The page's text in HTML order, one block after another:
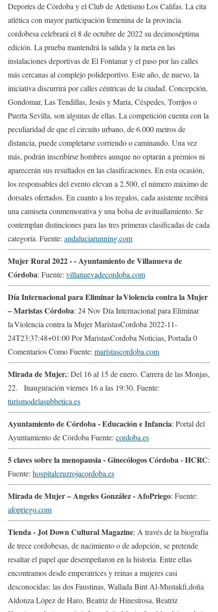
Deportes de Córdoba y el Club de Atletismo Los Califas. La cita
atlética con mayor participación femenina de la provincia
cordobesa celebrará el 8 de octubre de 2022 su decimoséptima
edición. La prueba mantendrá la salida y la meta en las
instalaciones deportivas de El Fontanar y el paso por las calles
más cercanas al complejo polideportivo. Este año, de nuevo, la
iniciativa discurrirá por calles céntricas de la ciudad. Concepción,
Gondomar, Las Tendillas, Jesús y María, Céspedes, Torrijos o
Puerta Sevilla, son algunas de ellas. La competición cuenta con la
peculiaridad de que el circuito urbano, de 6.000 metros de
distancia, puede completarse corriendo o caminando. Una vez
más, podrán inscribirse hombres aunque no optarán a premios ni
aparecerán sus resultados en las clasificaciones. En esta ocasión,
los responsables del evento elevan a 2.500, el número máximo de
dorsales ofertados. En cuanto a los regalos, cada asistente recibirá
una camiseta conmemorativa y una bolsa de avituallamiento. Se
contemplan distinciones para las tres primeras clasificadas de cada
categoría. Fuente: andaluciarunning.com
Mujer Rural 2022 - - Ayuntamiento de Villanueva de
Córdoba: Fuente: villanuevadecordoba.com
Día Internacional para Eliminar la Violencia contra la Mujer
– Maristas Córdoba: 24 Nov Día Internacional para Eliminar
la Violencia contra la Mujer MaristasCordoba 2022-11-
24T23:37:48+01:00 Por MaristasCordoba Noticias, Portada 0
Comentarios Como Fuente: maristascordoba.com
Mirada de Mujer.: Del 16 al 15 de enero. Carrera de las Monjas,
22. Inauguración viernes 16 a las 19:30. Fuente:
turismodelasubbetica.es
Ayuntamiento de Córdoba - Educación e Infancia: Portal del
Ayuntamiento de Córdoba Fuente: cordoba.es
5 claves sobre la menopausia - Ginecólogos Córdoba - HCRC:
Fuente: hospitalcruzrojacordoba.es
Mirada de Mujer – Angeles González - AfoPriego: Fuente:
afopriego.com
Tienda - Jot Down Cultural Magazine: A través de la biografía
de trece cordobesas, de nacimiento o de adopción, se pretende
resaltar el papel que desempeñaron en la historia. Entre ellas
encontramos desde emperatrices y reinas a mujeres casi
desconocidas: las dos Faustinas, Wallada Bint Al-Mustakfi,doña
Aldonza López de Haro, Beatriz de Hinestrosa, Beatriz